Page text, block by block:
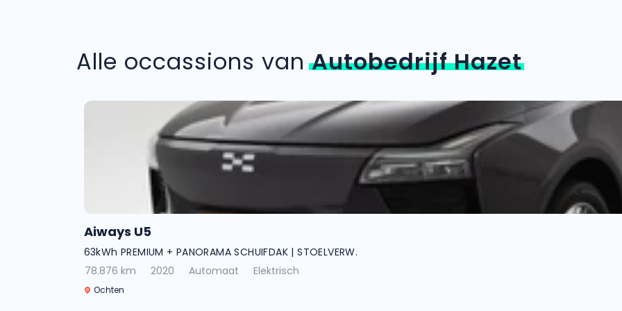
Alle occassions vanAutobedrijf Hazet
Aiways U5
63kWh PREMIUM + PANORAMA SCHUIFDAK | STOELVERW.
78.876 km
2020 Automaat Elektrisch
Ochten